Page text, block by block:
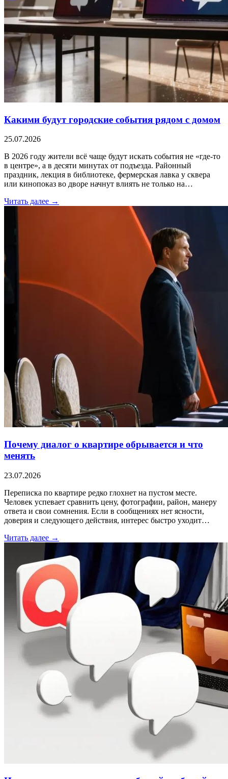
Какими будут городские события рядом с домом
25.07.2026
В 2026 году жители всё чаще будут искать события не «где-то
в центре», а в десяти минутах от подъезда. Районный
праздник, лекция в библиотеке, фермерская лавка у сквера
или кинопоказ во дворе начнут влиять не только на…
Читать далее →
Почему диалог о квартире обрывается и что
менять
23.07.2026
Переписка по квартире редко глохнет на пустом месте.
Человек успевает сравнить цену, фотографии, район, манеру
ответа и свои сомнения. Если в сообщениях нет ясности,
доверия и следующего действия, интерес быстро уходит…
Читать далее →